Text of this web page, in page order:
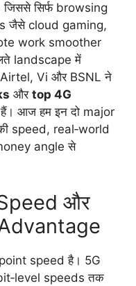
सिर्फ browsing
जैसे cloud gaming,
work smoother
landscape में
Vi और BSNL ने
और top 4G
आज हम इन दो major
speed, real‑world
angle से
और
speed है। 5G
speeds तक